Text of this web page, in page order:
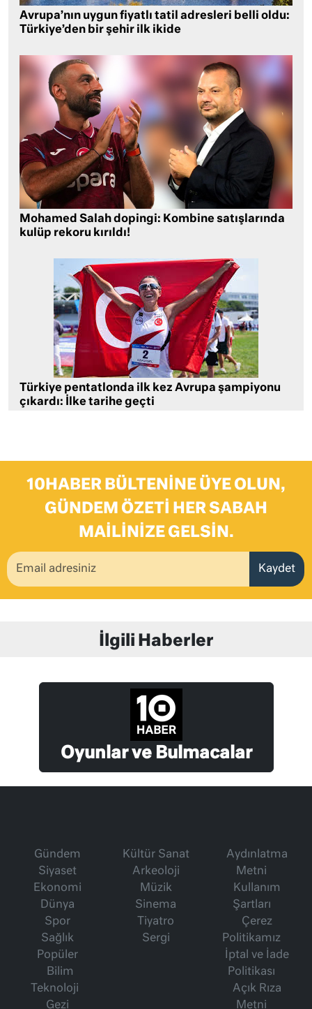
Avrupa’nın uygun fiyatlı tatil adresleri belli oldu:
Türkiye’den bir şehir ilk ikide
Mohamed Salah dopingi: Kombine satışlarında
kulüp rekoru kırıldı!
Türkiye pentatlonda ilk kez Avrupa şampiyonu
çıkardı: İlke tarihe geçti
10HABER BÜLTENINE ÜYE OLUN,
GÜNDEM ÖZETI HER SABAH
MAILINIZE GELSIN.
Kaydet
İlgili Haberler
Oyunlar ve Bulmacalar
Gündem
Siyaset
Ekonomi
Dünya
Spor
Sağlık
Popüler
Bilim
Teknoloji
Gezi
Kültür Sanat
Arkeoloji
Müzik
Sinema
Tiyatro
Sergi
Aydınlatma
Metni
Kullanım
Şartları
Çerez
Politikamız
İptal ve İade
Politikası
Açık Rıza
Metni